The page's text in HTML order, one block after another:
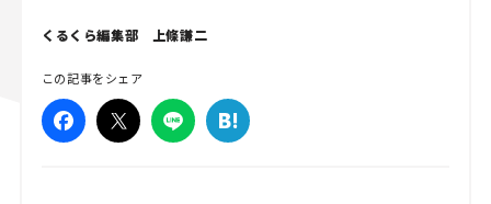
くるくら編集部 上條謙二
この記事をシェア